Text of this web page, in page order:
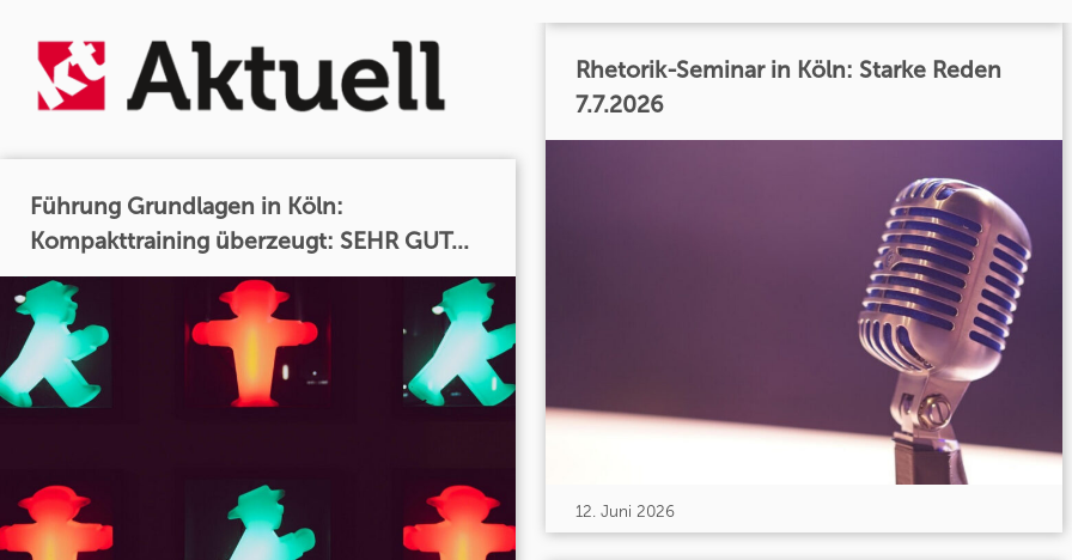
Führung Grundlagen in Köln:
Kompakttraining überzeugt: SEHR GUT...
Rhetorik-Seminar in Köln: Starke Reden
7.7.2026
12. Juni 2026